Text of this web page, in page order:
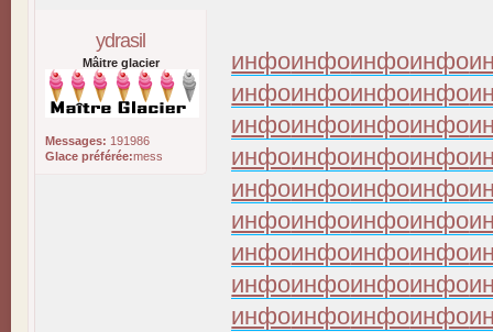
ydrasil
Mâitre glacier
Messages: 191986
Glace préférée:mess
инфоинфоинфоинфо
инфоинфоинфоинфо
инфоинфоинфоинфо
инфоинфоинфоинфо
инфоинфоинфоинфо
инфоинфоинфоинфо
инфоинфоинфоинфо
инфоинфоинфоинфо
инфоинфоинфоинфо